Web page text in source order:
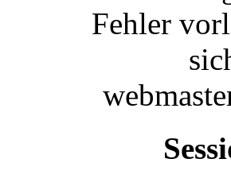
Fehler